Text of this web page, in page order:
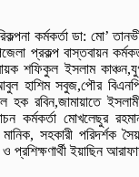
কর্মকর্তা ডা: মো’
প্রকল্প বাস্তবায়ন
শফিকুল ইসলাম
হাশিম সবুজ,পৌর
রবিন,জামায়াতে
কর্মকর্তা মোখলেছুর
সহকারী পরিদর্শক
ইয়াছিন